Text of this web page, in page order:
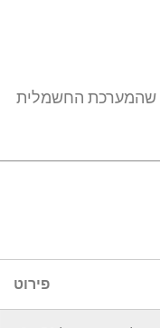
שהמערכת החשמלית
פירוט